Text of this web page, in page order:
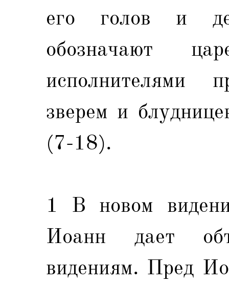
его голов и
обозначают
исполнителями
зверем и
(7-18).
1 В новом
Иоанн дает
видениям. Пред